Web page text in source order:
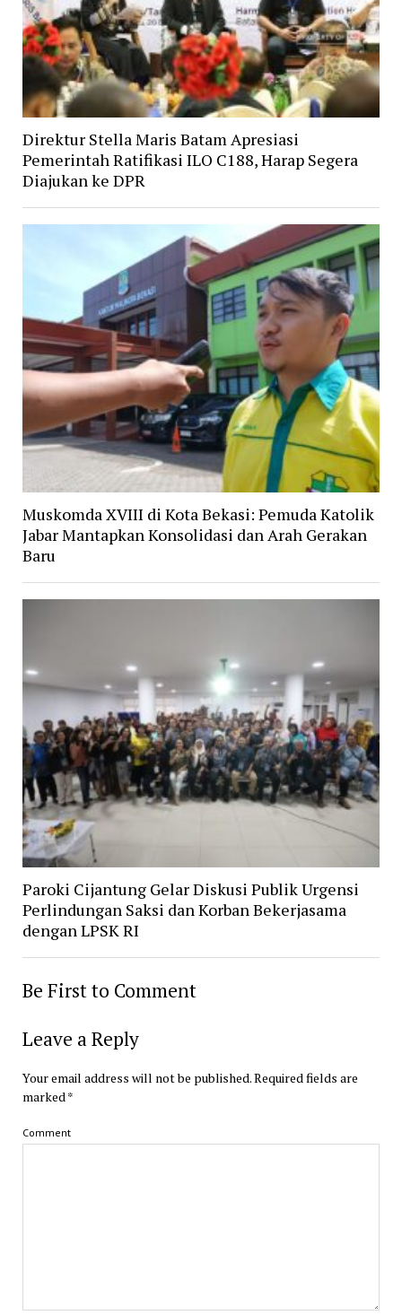
Direktur Stella Maris Batam Apresiasi
Pemerintah Ratifikasi ILO C188, Harap Segera
Diajukan ke DPR
Muskomda XVIII di Kota Bekasi: Pemuda Katolik
Jabar Mantapkan Konsolidasi dan Arah Gerakan
Baru
Paroki Cijantung Gelar Diskusi Publik Urgensi
Perlindungan Saksi dan Korban Bekerjasama
dengan LPSK RI
Be First to Comment
Leave a Reply
Your email address will not be published.Required fields are
marked*
Comment